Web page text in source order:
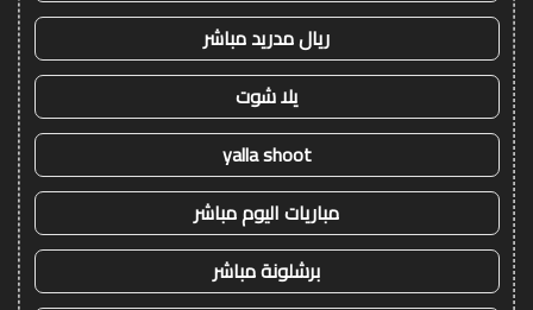
ريال مدريد مباشر
يلا شوت
yalla shoot
مباريات اليوم مباشر
برشلونة مباشر